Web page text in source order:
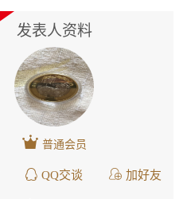
发表人资料
普通会员
QQ交谈 加好友